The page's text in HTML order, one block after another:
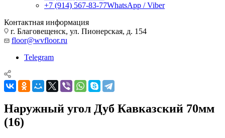
+7 (914) 567-83-77WhatsApp / Viber
Контактная информация
г. Благовещенск, ул. Пионерская, д. 154
floor@wvfloor.ru
Telegram
Наружный угол Дуб Кавказский 70мм
(16)